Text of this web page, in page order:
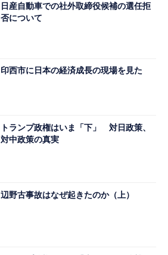
日産自動車での社外取締役候補の選任拒
否について
印西市に日本の経済成長の現場を見た
トランプ政権はいま「下」 対日政策、
対中政策の真実
辺野古事故はなぜ起きたのか（上）